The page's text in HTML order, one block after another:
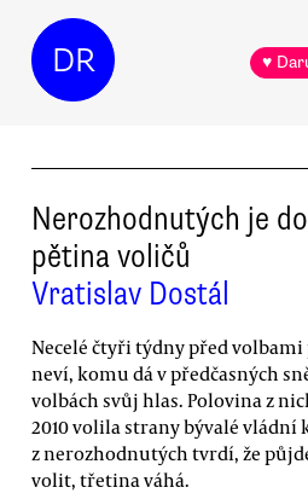
DR ♥
Nerozhodnutých je
pětina voličů
Vratislav Dostál
Necelé čtyři týdny před
neví, komu dá v předčasných
volbách svůj hlas. Polovina z
2010 volila strany bývalé vládní
z nerozhodnutých tvrdí, že
volit, třetina váhá.